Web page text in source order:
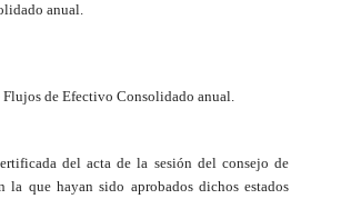
anual.
Flujos de Efectivo Consolidado anual.
del acta de la sesión del consejo de
la que hayan sido aprobados dichos estados